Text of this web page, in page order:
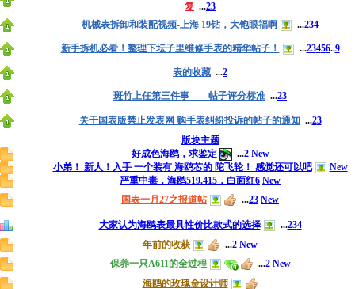
复 ...23
机械表拆卸和装配视频-上海 19钻，大饱眼福啊
...234
新手拆机必看！整理下坛子里维修手表的精华帖子！ ...23456..9
表的收藏 ...2
斑竹上任第三件事——帖子评分标准 ...23
关于国表版禁止发表网 购手表纠纷投诉的帖子的通知 ...23
版块主题
好成色海鸥，求鉴定
...2 New
小弟！ 新人！入手 一个装有 海鸥芯的 陀飞轮！ 感觉还可以吧
New
严重中毒，海鸥519.415，白面红6 New
国表一月27之报道帖
...23 New
大家认为海鸥表最具性价比款式的选择 ...234
年前的收获
...2 New
保养一只A611的全过程
...2 New
海鸥的玫瑰金设计师